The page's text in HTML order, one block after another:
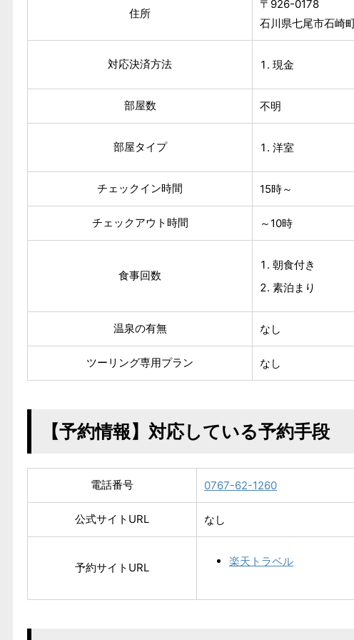
住所
〒926-0178
石川県七尾市石崎
対応決済方法 現金
部屋数 不明
部屋タイプ 洋室
チェックイン時間 15時～
チェックアウト時間 ～10時
食事回数
朝食付き
素泊まり
温泉の有無 なし
ツーリング専用プラン なし
【予約情報】対応している予約手段
電話番号 0767-62-1260
公式サイトURL なし
予約サイトURL 楽天トラベル